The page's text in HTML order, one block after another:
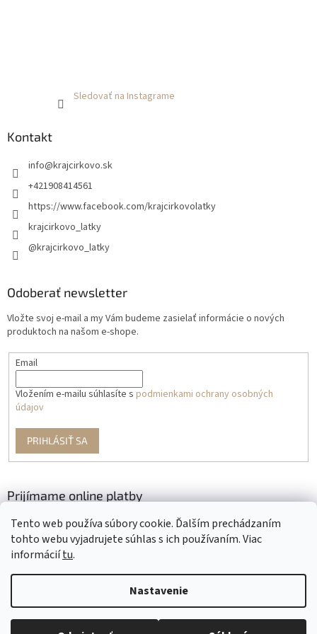
Tento web používa súbory cookie. Ďalším prechádzaním
tohto webu vyjadrujete súhlas s ich používaním. Viac
informáciítu.
Nastavenie
Sledovať na Instagrame
Kontakt
info@krajcirkovo.sk
+421908414561
https://www.facebook.com/krajcirkovolatky
krajcirkovo_latky
@krajcirkovo_latky
Odoberať newsletter
Vložte svoj e-mail a my Vám budeme zasielať informácie o nových
produktoch na našom e-shope.
Email
Vložením e-mailu súhlasíte s podmienkami ochrany osobných
údajov
PRIHLÁSIŤ SA
Prijímame online platby
Vytvoril Shoptet